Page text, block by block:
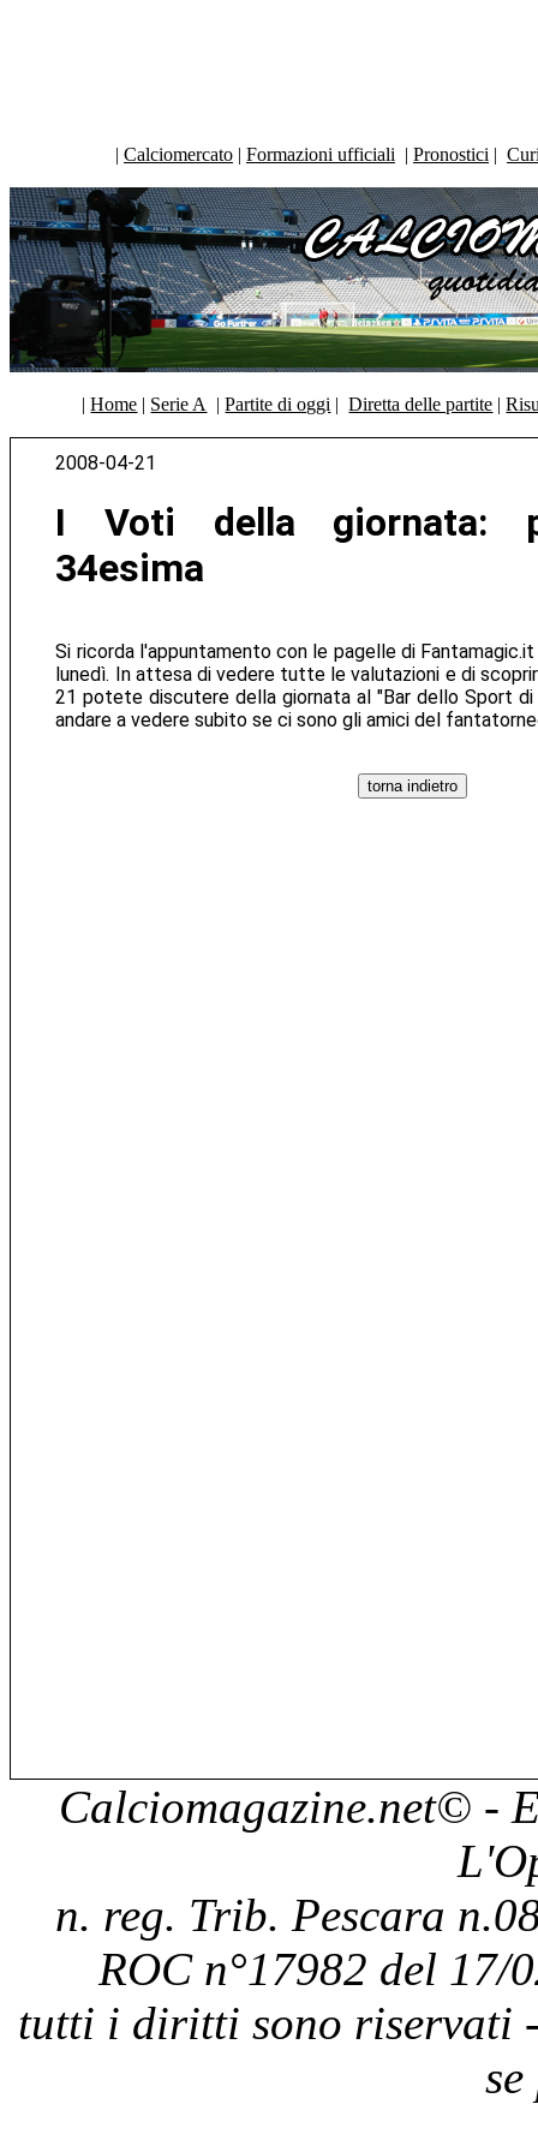
| Calciomercato | Formazioni ufficiali | Pronostici |
|Home | Serie A |Partite di oggi |Diretta delle partite |
2008-04-21
I Voti della giornata:
34esima
Si ricorda l'appuntamento con le pagelle di
lunedì. In attesa di vedere tutte le valutazioni e di
21 potete discutere della giornata al "Bar dello Sport
andare a vedere subito se ci sono gli amici del
Calciomagazine.net© -
n. reg. Trib. Pescara
ROC n°17982 del 17/
tutti i diritti sono riservati